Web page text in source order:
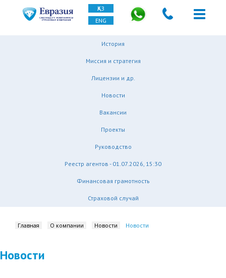
ҚАЗ
ENG
История
Миссия и стратегия
Лицензии и др.
Новости
Вакансии
Проекты
Руководство
Реестр агентов - 01.07.2026, 15:30
Финансовая грамотность
Страховой случай
Главная О компании Новости Новости
Новости